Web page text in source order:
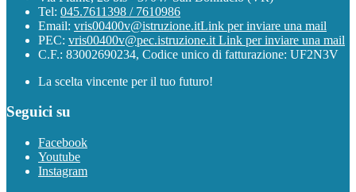
Tel: 045.7611398 / 7610986
Email: vris00400v@istruzione.itLink per inviare una mail
PEC: vris00400v@pec.istruzione.it Link per inviare una mail
C.F.: 83002690234, Codice unico di fatturazione: UF2N3V
La scelta vincente per il tuo futuro!
Seguici su
Facebook
Youtube
Instagram